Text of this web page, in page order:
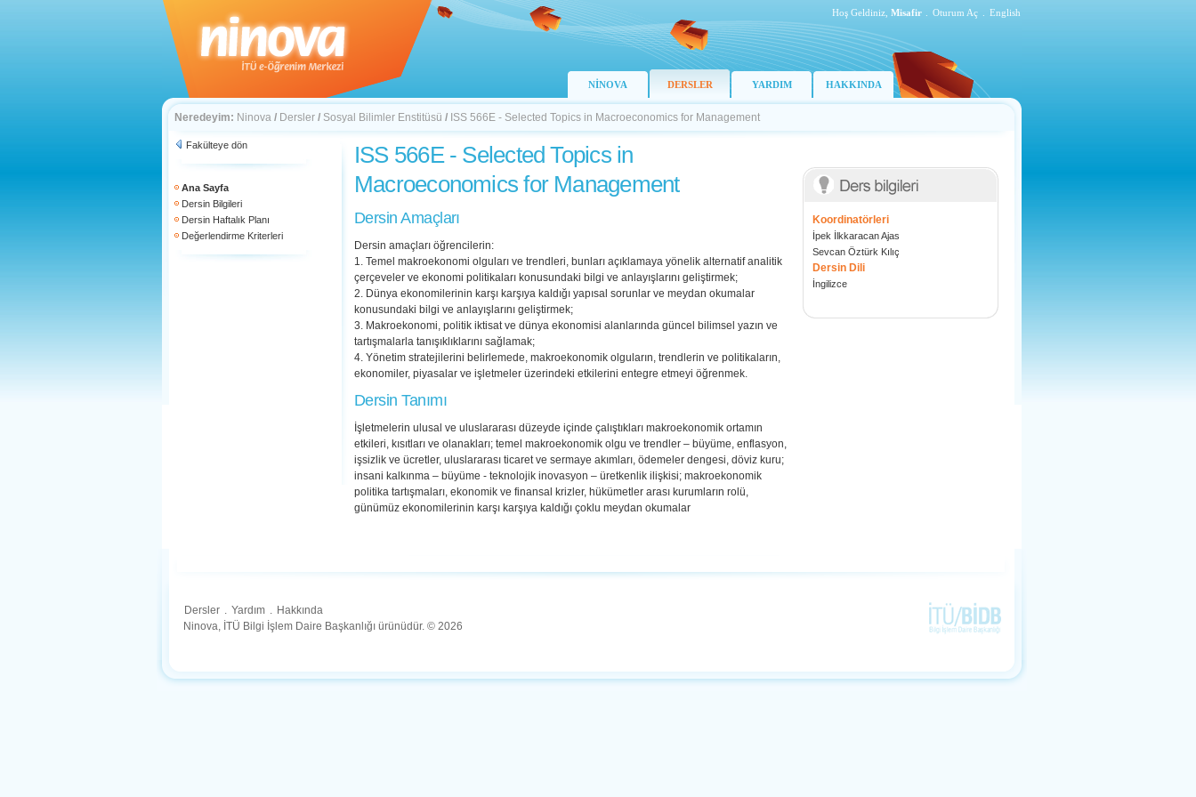
Hoş Geldiniz, Misafir Oturum Aç English
NİNOVA DERSLER YARDIM HAKKINDA
Neredeyim: Ninova / Dersler / Sosyal Bilimler Enstitüsü / ISS 566E - Selected Topics in Macroeconomics for Management
Fakülteye dön
Ana Sayfa
Dersin Bilgileri
Dersin Haftalık Planı
Değerlendirme Kriterleri
ISS 566E - Selected Topics in
Macroeconomics for Management
Dersin Amaçları
Dersin amaçları öğrencilerin:
1. Temel makroekonomi olguları ve trendleri, bunları açıklamaya yönelik alternatif analitik
çerçeveler ve ekonomi politikaları konusundaki bilgi ve anlayışlarını geliştirmek;
2. Dünya ekonomilerinin karşı karşıya kaldığı yapısal sorunlar ve meydan okumalar
konusundaki bilgi ve anlayışlarını geliştirmek;
3. Makroekonomi, politik iktisat ve dünya ekonomisi alanlarında güncel bilimsel yazın ve
tartışmalarla tanışıklıklarını sağlamak;
4. Yönetim stratejilerini belirlemede, makroekonomik olguların, trendlerin ve politikaların,
ekonomiler, piyasalar ve işletmeler üzerindeki etkilerini entegre etmeyi öğrenmek.
Dersin Tanımı
İşletmelerin ulusal ve uluslararası düzeyde içinde çalıştıkları makroekonomik ortamın
etkileri, kısıtları ve olanakları; temel makroekonomik olgu ve trendler – büyüme, enflasyon,
işsizlik ve ücretler, uluslararası ticaret ve sermaye akımları, ödemeler dengesi, döviz kuru;
insani kalkınma – büyüme - teknolojik inovasyon – üretkenlik ilişkisi; makroekonomik
politika tartışmaları, ekonomik ve finansal krizler, hükümetler arası kurumların rolü,
günümüz ekonomilerinin karşı karşıya kaldığı çoklu meydan okumalar
Koordinatörleri
İpek İlkkaracan Ajas
Sevcan Öztürk Kılıç
Dersin Dili
İngilizce
Dersler . Yardım . Hakkında
Ninova, İTÜ Bilgi İşlem Daire Başkanlığı ürünüdür. © 2026